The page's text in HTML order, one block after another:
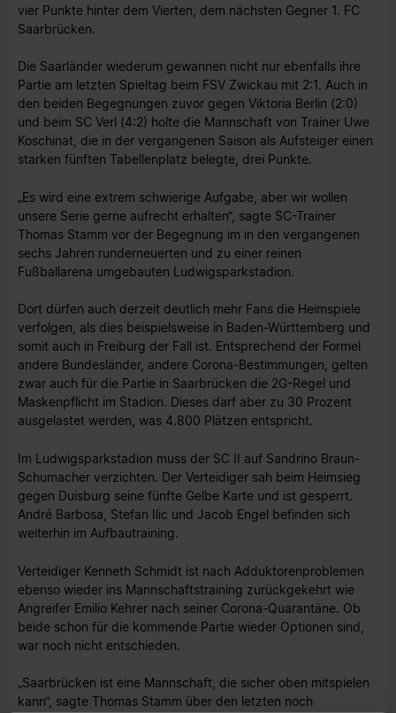
vier Punkte hinter dem Vierten, dem nächsten Gegner 1. FC
Saarbrücken.
Die Saarländer wiederum gewannen nicht nur ebenfalls ihre
Partie am letzten Spieltag beim FSV Zwickau mit 2:1. Auch in
den beiden Begegnungen zuvor gegen Viktoria Berlin (2:0)
und beim SC Verl (4:2) holte die Mannschaft von Trainer Uwe
Koschinat, die in der vergangenen Saison als Aufsteiger einen
starken fünften Tabellenplatz belegte, drei Punkte.
„Es wird eine extrem schwierige Aufgabe, aber wir wollen
unsere Serie gerne aufrecht erhalten“, sagte SC-Trainer
Thomas Stamm vor der Begegnung im in den vergangenen
sechs Jahren runderneuerten und zu einer reinen
Fußballarena umgebauten Ludwigsparkstadion.
Dort dürfen auch derzeit deutlich mehr Fans die Heimspiele
verfolgen, als dies beispielsweise in Baden-Württemberg und
somit auch in Freiburg der Fall ist. Entsprechend der Formel
andere Bundesländer, andere Corona-Bestimmungen, gelten
zwar auch für die Partie in Saarbrücken die 2G-Regel und
Maskenpflicht im Stadion. Dieses darf aber zu 30 Prozent
ausgelastet werden, was 4.800 Plätzen entspricht.
Im Ludwigsparkstadion muss der SC II auf Sandrino Braun-
Schumacher verzichten. Der Verteidiger sah beim Heimsieg
gegen Duisburg seine fünfte Gelbe Karte und ist gesperrt.
André Barbosa, Stefan Ilic und Jacob Engel befinden sich
weiterhin im Aufbautraining.
Verteidiger Kenneth Schmidt ist nach Adduktorenproblemen
ebenso wieder ins Mannschaftstraining zurückgekehrt wie
Angreifer Emilio Kehrer nach seiner Corona-Quarantäne. Ob
beide schon für die kommende Partie wieder Optionen sind,
war noch nicht entschieden.
„Saarbrücken ist eine Mannschaft, die sicher oben mitspielen
kann“, sagte Thomas Stamm über den letzten noch